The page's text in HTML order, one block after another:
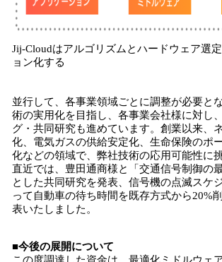
Jij-Cloudはアルゴリズムとハードウェア選
ョン化する
並行して、各事業領域ごとに調整が必要と
術の実用化を目指し、各事業会社様に対し
グ・共同研究も進めています。創業以来、
化、電気ガスの供給安定化、生命保険のポ
化などの領域で、弊社技術の応用可能性に
直近では、豊田通商様と「交通信号制御の
とした共同研究を発表、信号機の点滅スケ
って自動車の待ち時間を既存方式から20%
表いたしました。
■今後の展開について